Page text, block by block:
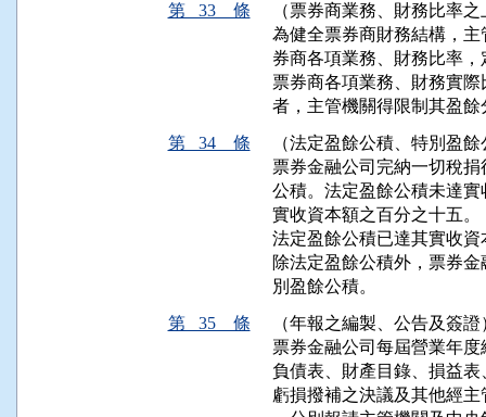
第 33 條
（票券商業務、財務比率
為健全票券商財務結構，
券商各項業務、財務比率
票券商各項業務、財務實
者，主管機關得限制其盈
第 34 條
（法定盈餘公積、特別盈
票券金融公司完納一切稅
公積。法定盈餘公積未達
實收資本額之百分之十五。
法定盈餘公積已達其實收
除法定盈餘公積外，票券
別盈餘公積。
第 35 條
（年報之編製、公告及簽證
票券金融公司每屆營業年
負債表、財產目錄、損益
虧損撥補之決議及其他經